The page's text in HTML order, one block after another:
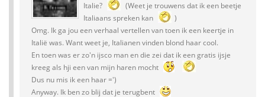
Italie?
(Weet je trouwens dat ik een beetje
Italiaans spreken kan
)
Omg. Ik ga jou een verhaal vertellen van toen ik een keertje in
Italië was. Want weet je, Italianen vinden blond haar cool.
En toen was er zo'n ijsco man en die zei dat ik een gratis ijsje
kreeg als hji een van mijn haren mocht
Dus nu mis ik een haar =')
Anyway. Ik ben zo blij dat je terugbent